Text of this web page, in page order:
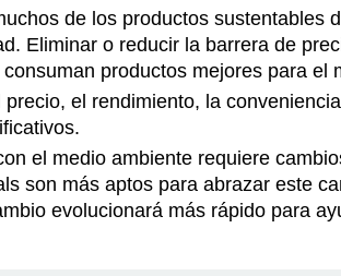
de los productos sustentables
Eliminar o reducir la barrera de
productos mejores para el
precio, el rendimiento, la
el medio ambiente requiere
son más aptos para abrazar este
evolucionará más rápido para